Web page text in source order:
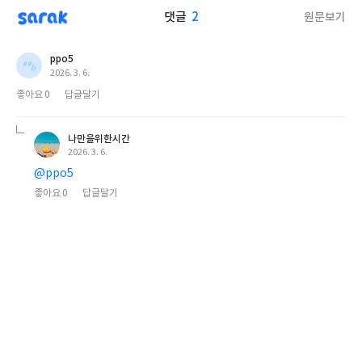
sarak 댓글 2 원문보기
ppo5
작
2026. 3. 6.
좋아요 0 답글달기
나만을위한시간
작
일
2026. 3. 6.
@ppo5
좋아요 0 답글달기